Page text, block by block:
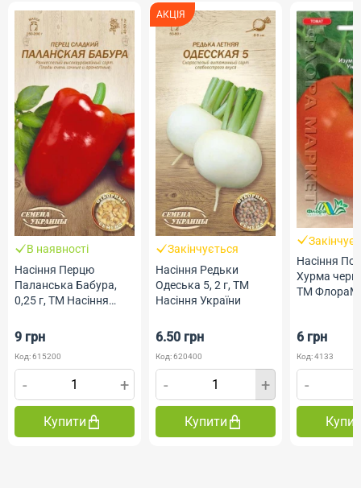
В наявності
Насіння Перцю
Паланська Бабура,
0,25 г, ТМ Насіння
9 грн
Код: 615200
- +
Купити
АКЦІЯ
Закінчується
Насіння Редьки
Одеська 5, 2 г, ТМ
Насіння України
6.50 грн
Код: 620400
- +
Купити
Насіння
Хурма
ТМ
6 грн
Код: 4133
-